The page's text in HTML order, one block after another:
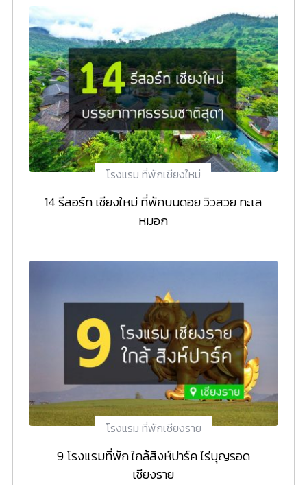
โรงแรม ที่พักเชียงใหม่
14 รีสอร์ท เชียงใหม่ ที่พักบนดอย วิวสวย ทะเล
หมอก
โรงแรม ที่พักเชียงราย
9 โรงแรมที่พัก ใกล้สิงห์ปาร์ค ไร่บุญรอด
เชียงราย